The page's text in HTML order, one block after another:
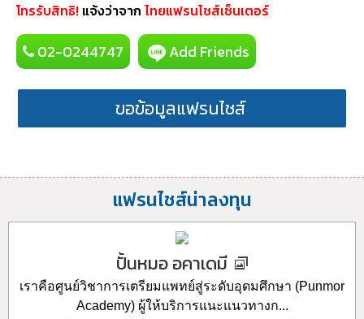
โทรรับสิทธิ! แจ้งว่าจาก ไทยแฟรนไชส์เซ็นเตอร์
02-0244747 Add Friends
ขอข้อมูลแฟรนไชส์
แฟรนไชส์น่าลงทุน
ปั้นหมอ อคาเดมี
เราคือศูนย์วิชาการเตรียมแพทย์สู่ระดับอุดมศึกษา (Punmor
Academy) ผู้ให้บริการแนะแนวทางก...